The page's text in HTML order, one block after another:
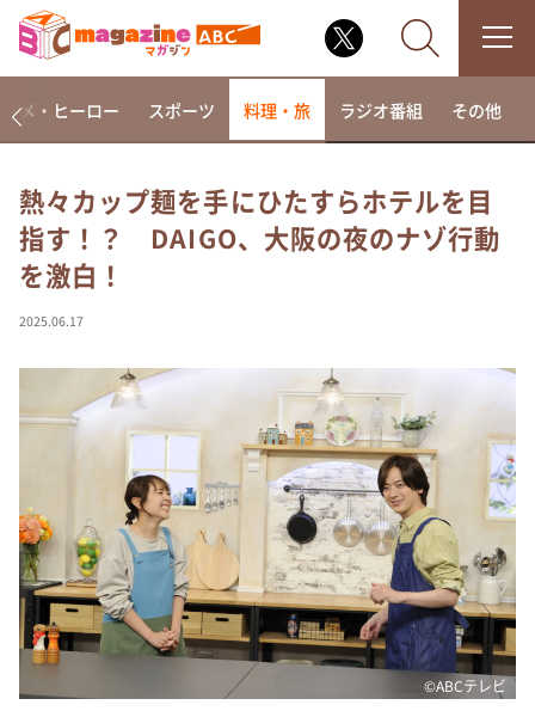
なるみ・岡村の過ぎるTV
相席食堂
これ余談なんですけど・・・
て真剣です
探偵！ナイトスクープ
news おかえり
河合＆A.B.C-Z塚田×福井アナ「なんでやねん！？」
（news おかえり）
DAIGOも台所 ～きょうの献立 何にする？～
本日はダイアンなり！シーズン２
朝だ！生です旅サラダ
教えて！ニュースライブ 正義のミカタ
メ・ヒーロー スポーツ 料理・旅 ラジオ番組 その他
熱々カップ麺を手にひたすらホテルを目
指す！？ DAIGO、大阪の夜のナゾ行動
を激白！
2025.06.17
©ABCテレビ